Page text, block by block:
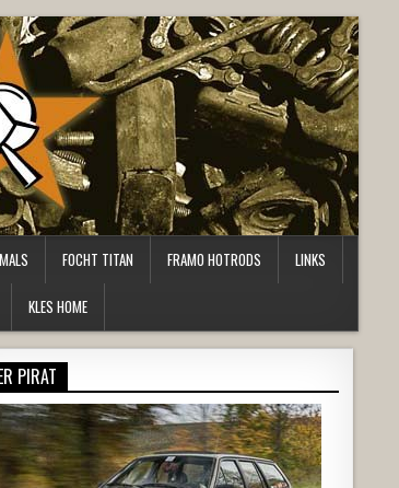
FOCHT TITAN FRAMO HOTRODS LINKS
KLES HOME
PIRAT